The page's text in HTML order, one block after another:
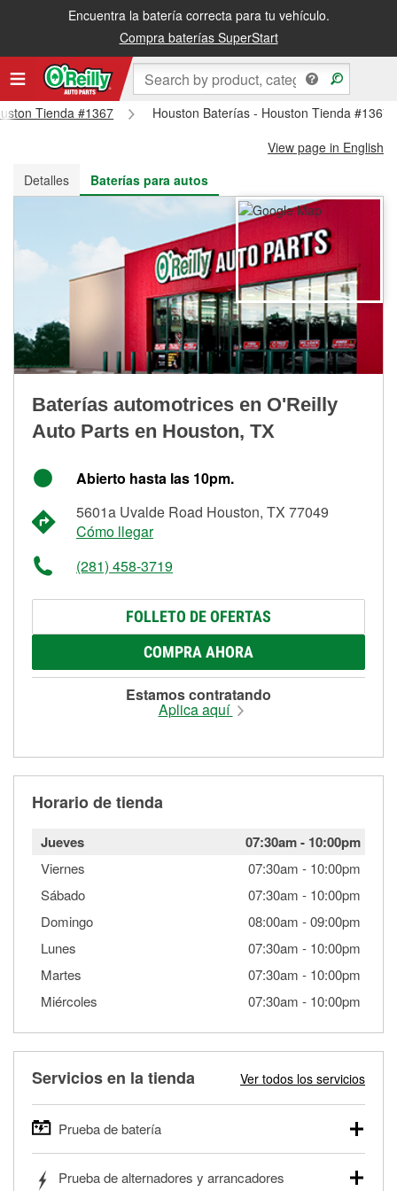
Encuentra la batería correcta para tu vehículo.
Compra baterías SuperStart
Recibe tu orden gratis al día siguiente o recógela en la tienda
Tienda #1367
Houston Baterías - Houston Tienda #1367
View page in English
Detalles
Baterías para autos
Baterías automotrices en O'Reilly
Auto Parts en Houston, TX
Abierto hasta las 10pm.
5601a Uvalde Road Houston, TX 77049
Cómo llegar
(281) 458-3719
FOLLETO DE OFERTAS
COMPRA AHORA
Estamos contratando
Aplica aquí
Horario de tienda
Jueves 07:30am- 10:00pm
Viernes 07:30am - 10:00pm
Sábado
07:30am - 10:00pm
Domingo
08:00am -09:00pm
Lunes
07:30am - 10:00pm
Martes
07:30am - 10:00pm
Miércoles
07:30am - 10:00pm
Servicios en la tienda Ver todos los servicios
Prueba de batería
autos, camionetas, SUVs, vehículos comerciales y
Prueba de alternadores y arrancadores